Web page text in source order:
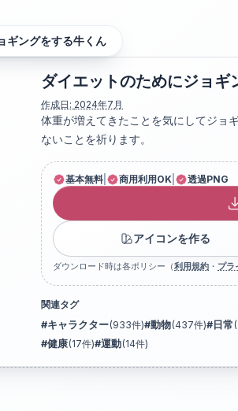
ギングをする牛くん
ダイエットのためにジョギ
作成日: 2024年7月
体重が増えてきたことを気にしてジョ
ないことを祈ります。
基本無料 商用利用OK 透過PNG
アイコンを作る
ダウンロード時は各ポリシー（利用規約 ・ プラ
関連タグ
#キャラクター(933件)#動物(437件)# 日常 (
#健康(17件)#運動(14件)